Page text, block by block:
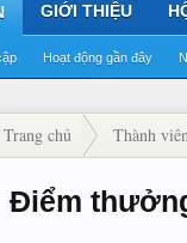
Hoạt động gần đây
GIỚI THIỆU
Trang chủ Thành
Điểm